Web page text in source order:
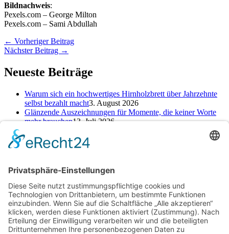
Bildnachweis:
Pexels.com – George Milton
Pexels.com – Sami Abdullah
← Vorheriger Beitrag
Nächster Beitrag →
Neueste Beiträge
Warum sich ein hochwertiges Hirnholzbrett über Jahrzehnte
selbst bezahlt macht3. August 2026
Glänzende Auszeichnungen für Momente, die keiner Worte
mehr brauchen13. Juli 2026
starten25. Juni 2026
Kategorien
Schlagwörter
Baufinanzierung Beratung Beruf cbd online kaufen Einsparungen Erfahrung